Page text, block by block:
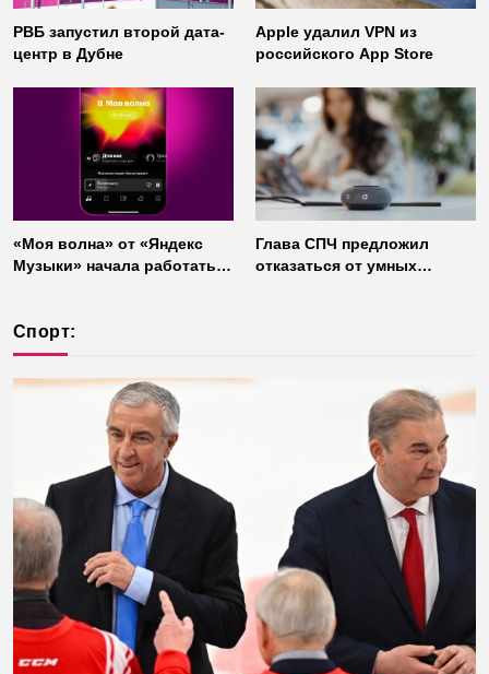
РВБ запустил второй дата-
центр в Дубне
Apple удалил VPN из
российского App Store
«Моя волна» от «Яндекс
Музыки» начала работать
Глава СПЧ предложил
отказаться от умных
Спорт: